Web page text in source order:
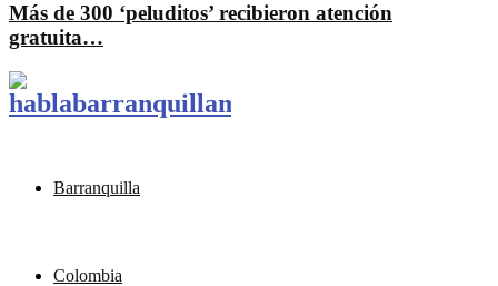
Más de 300 ‘peluditos’ recibieron atención
gratuita…
Barranquilla
Colombia